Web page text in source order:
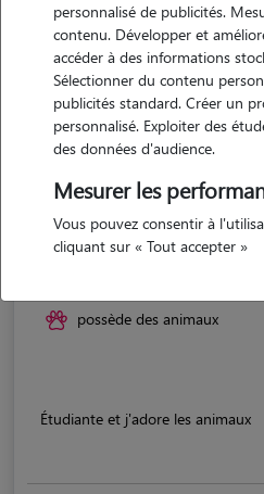
Lea
possède des animaux
Étudiante et j'adore les animaux
personnalisé de publicités.
contenu. Développer et
accéder à des informations
Sélectionner du contenu
publicités standard. Créer un
personnalisé. Exploiter des
des données d'audience.
Mesurer les
Vous pouvez consentir à
cliquant sur « Tout accepter »